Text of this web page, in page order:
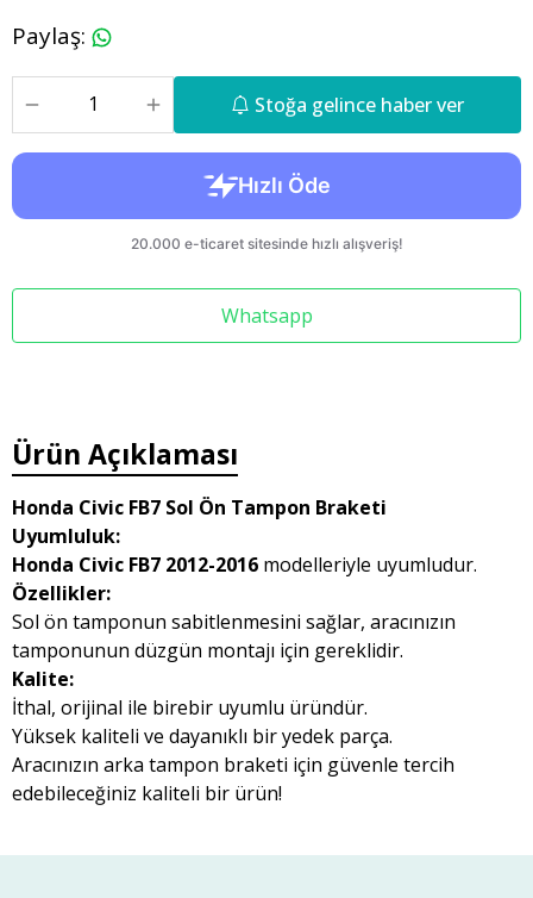
Paylaş:
Stoğa gelince haber ver
Whatsapp
Ürün Açıklaması
Honda Civic FB7 Sol Ön Tampon Braketi
Uyumluluk:
Honda Civic FB7 2012-2016 modelleriyle uyumludur.
Özellikler:
Sol ön tamponun sabitlenmesini sağlar, aracınızın
tamponunun düzgün montajı için gereklidir.
Kalite:
İthal, orijinal ile birebir uyumlu üründür.
Yüksek kaliteli ve dayanıklı bir yedek parça.
Aracınızın arka tampon braketi için güvenle tercih
edebileceğiniz kaliteli bir ürün!